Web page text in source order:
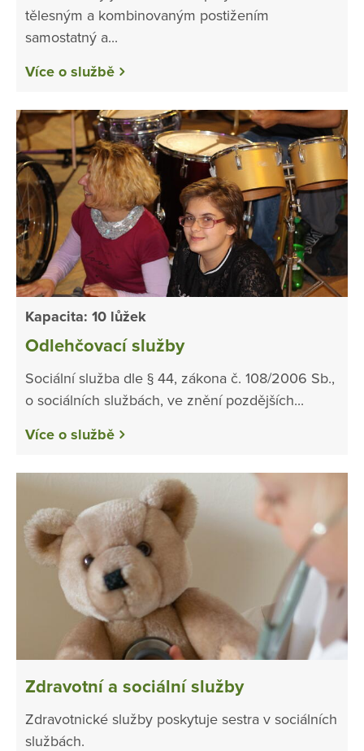
tělesným a kombinovaným postižením
samostatný a...
Více o službě
Kapacita: 10 lůžek
Odlehčovací služby
Sociální služba dle § 44, zákona č. 108/2006 Sb.,
o sociálních službách, ve znění pozdějších...
Více o službě
Zdravotní a sociální služby
Zdravotnické služby poskytuje sestra v sociálních
službách.